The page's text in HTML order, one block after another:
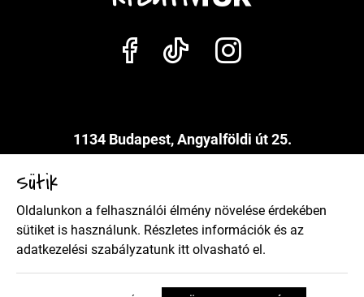
1134 Budapest, Angyalföldi út 25.
Adatkezelési szabályzat
Sütik
Oldalunkon a felhasználói élmény növelése érdekében
sütiket is használunk. Részletes információk és az
adatkezelési szabályzatunk itt olvasható el.